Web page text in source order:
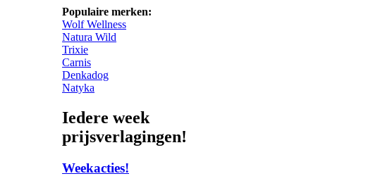
Populaire merken:
Wolf Wellness
Natura Wild
Trixie
Carnis
Denkadog
Natyka
Iedere week
prijsverlagingen!
Weekacties!